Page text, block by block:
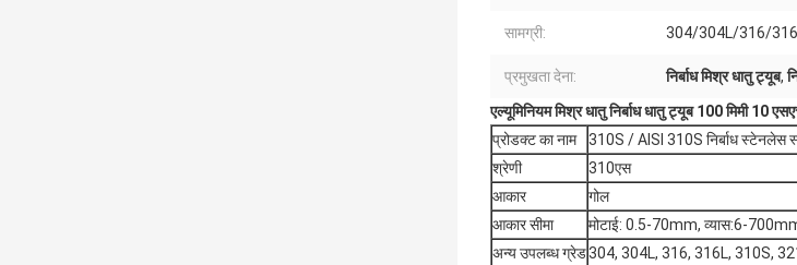
सामग्री: 304/304L/316/
प्रमुखता देना: निर्बाध मिश्र धातु ट्यूब,
एल्यूमिनियम मिश्र धातु निर्बाध धातु ट्यूब 100 मिमी
प्रोडक्ट का नाम
310S / AISI 310S निर्बाध स्टेनलेस
श्रेणी
310एस
आकार
गोल
आकार सीमा
मोटाई: 0.5-70mm, व्यास:6-
अन्य उपलब्ध ग्रेड304, 304L, 316, 316L, 310S,